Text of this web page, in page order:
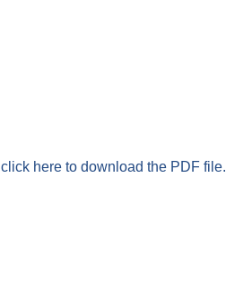
click here to download the PDF file.